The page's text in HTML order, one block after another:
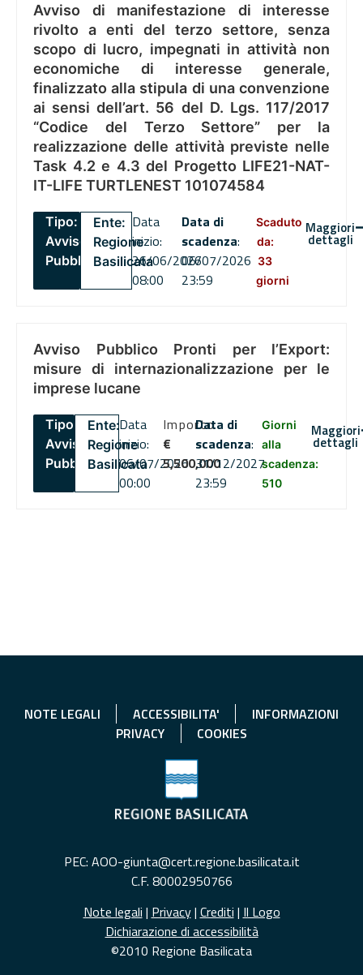
Avviso di manifestazione di interesse
rivolto a enti del terzo settore, senza
scopo di lucro, impegnati in attività non
economiche di interesse generale,
finalizzato alla stipula di una convenzione
ai sensi dell’art. 56 del D. Lgs. 117/2017
“Codice del Terzo Settore” per la
realizzazione delle attività previste nelle
Task 4.2 e 4.3 del Progetto LIFE21-NAT-
IT-LIFE TURTLENEST 101074584
Tipo:
Avviso
Pubblico
Ente:
Regione
Basilicata
Data
inizio:
26/06/2026
08:00
Data di
scadenza:
06/07/2026
23:59
Scaduto
da:
33
giorni
Maggiori
dettagli
Avviso Pubblico Pronti per l’Export:
misure di internazionalizzazione per le
imprese lucane
Tipo:
Avviso
Pubblico
Ente:
Regione
Basilicata
Data
inizio:
06/07/2026
00:00
Importo
€
5,500,000
Data di
scadenza:
31/12/2027
23:59
Giorni
alla
scadenza:
510
Maggiori
dettagli
NOTE LEGALI ACCESSIBILITA'
INFORMAZIONI
PRIVACY
COOKIES
PEC: AOO-giunta@cert.regione.basilicata.it
C.F. 80002950766
Note legali | Privacy| Crediti | Il Logo
Dichiarazione di accessibilità
©2010 Regione Basilicata